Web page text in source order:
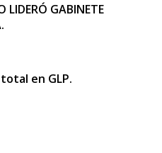
LIDERÓ GABINETE
en GLP.